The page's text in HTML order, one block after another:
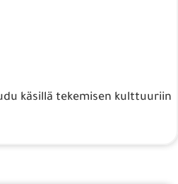
käsillä tekemisen kulttuuriin